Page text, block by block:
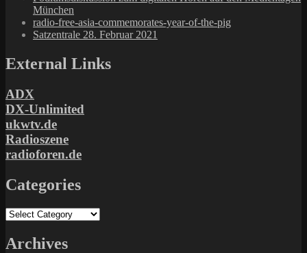
München
radio-free-asia-commemorates-year-of-the-pig
Satzentrale 28. Februar 2021
External Links
ADX
DX-Unlimited
ukwtv.de
Radioszene
radioforen.de
Categories
Categories
Archives